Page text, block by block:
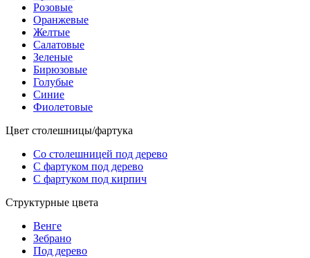
Розовые
Оранжевые
Желтые
Салатовые
Зеленые
Бирюзовые
Голубые
Синие
Фиолетовые
Цвет столешницы/фартука
Со столешницей под дерево
С фартуком под дерево
С фартуком под кирпич
Структурные цвета
Венге
Зебрано
Под дерево